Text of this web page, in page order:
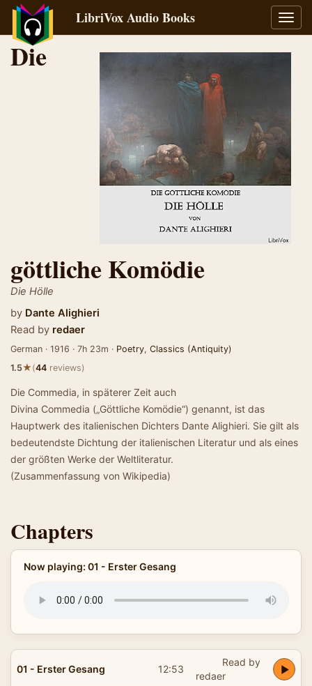
LibriVox Audio Books
Die
göttliche Komödie
Die Hölle
by Dante Alighieri
Read by redaer
German · 1916 · 7h 23m · Poetry, Classics (Antiquity)
1.5★(44 reviews)
Die Commedia, in späterer Zeit auch
Divina Commedia („Göttliche Komödie“) genannt, ist das
Hauptwerk des italienischen Dichters Dante Alighieri. Sie gilt als
bedeutendste Dichtung der italienischen Literatur und als eines
der größten Werke der Weltliteratur.
(Zusammenfassung von Wikipedia)
Chapters
Now playing: 01 - Erster Gesang
01 - Erster Gesang 12:53
Read by
redaer